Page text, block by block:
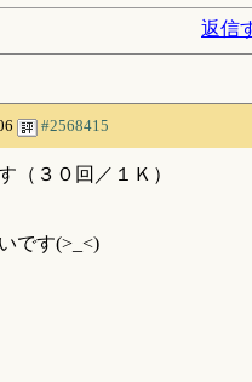
返信
#2568415
（３０回／１Ｋ）
です(>_<)